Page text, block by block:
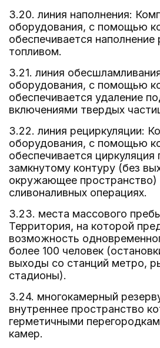
3.20. линия наполнения:
оборудования, с помощью
обеспечивается наполнение
топливом.
3.21. линия
оборудования, с помощью
обеспечивается удаление
включениями твердых
3.22. линия рециркуляции:
оборудования, с помощью
обеспечивается циркуляция
замкнутому контуру (без
окружающее пространство)
сливоналивных операциях.
3.23. места массового
Территория, на которой
возможность
более 100 человек
выходы со станций метро,
стадионы).
3.24. многокамерный
внутреннее пространство
герметичными
камер.